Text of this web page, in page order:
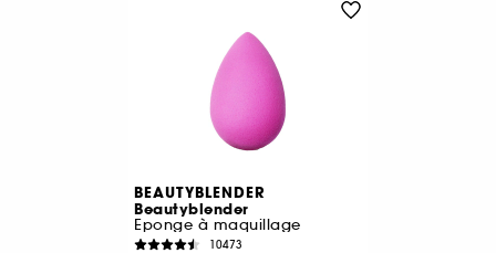
BEAUTYBLENDER
Beautyblender
Eponge à maquillage
10473